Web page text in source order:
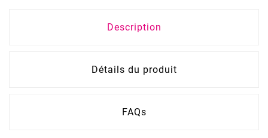
Description
Détails du produit
FAQs